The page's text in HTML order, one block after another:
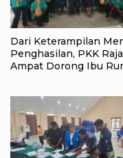
Dari Keterampilan
Penghasilan, PKK Raja
Ampat Dorong Ibu